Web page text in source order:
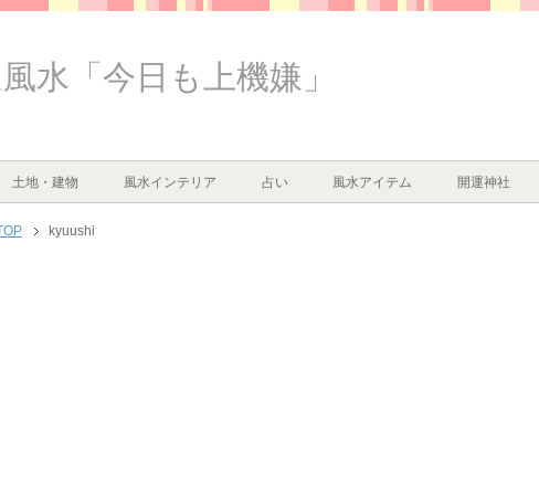
水「今日も上機嫌」
土地・建物 風水インテリア 占い 風水アイテム 開運神社
kyuushi